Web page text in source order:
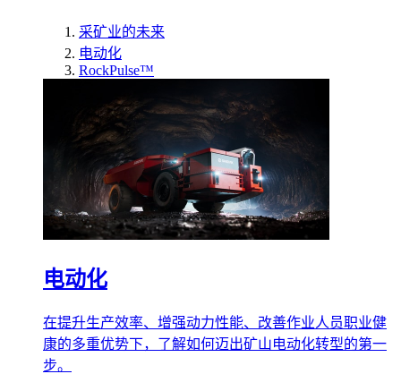
采矿业的未来
电动化
RockPulse™
电动化
在提升生产效率、增强动力性能、改善作业人员职业健
康的多重优势下，了解如何迈出矿山电动化转型的第一
步。